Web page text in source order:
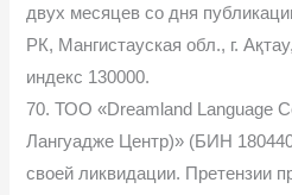
двух месяцев со дня
РК, Мангистауская обл., г.
индекс 130000.
70. ТОО «Dreamland Language
Лангуадже Центр)» (БИН
своей ликвидации. Претензии